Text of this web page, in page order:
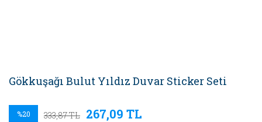
Gökkuşağı Bulut Yıldız Duvar Sticker Seti
%20 333,87 TL 267,09 TL